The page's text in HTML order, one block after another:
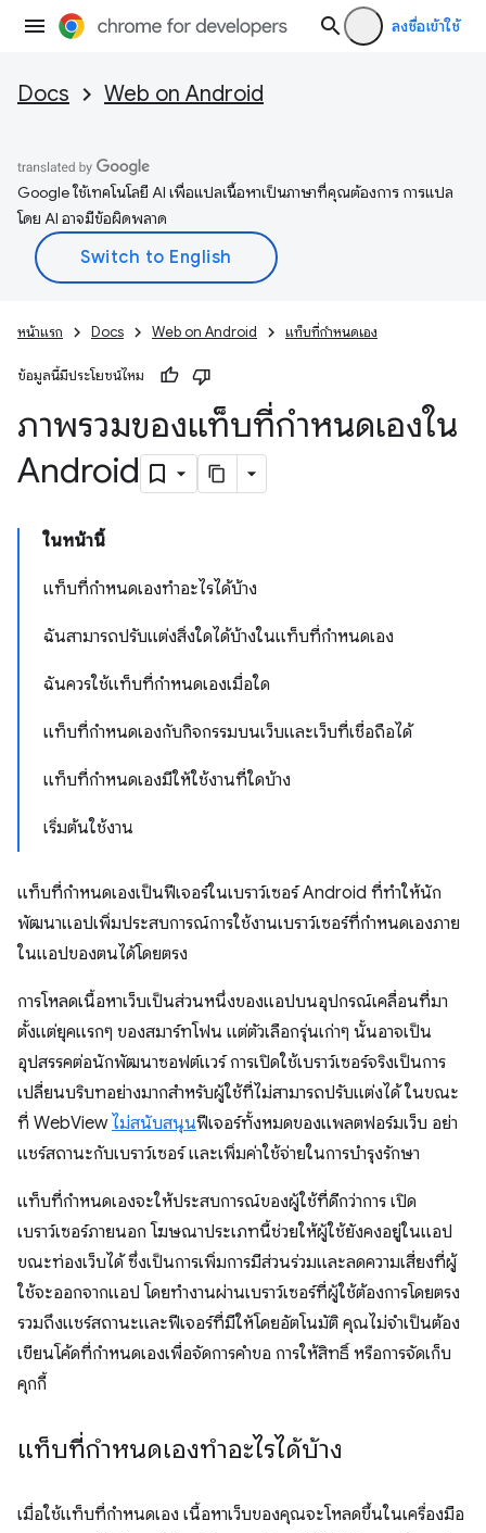
ลงชื่อเข้าใช้
Docs Web on Android
Google ใช้เทคโนโลยี AI เพื่อแปลเนื้อหาเป็นภาษาที่คุณต้องการ การแปล
โดย AI อาจมีข้อผิดพลาด
หน้าแรก Docs Web on Android แท็บที่กำหนดเอง
ข้อมูลนี้มีประโยชน์ไหม
ภาพรวมของแท็บที่กำหนดเองใน
Android
ในหน้านี้
แท็บที่กำหนดเองทำอะไรได้บ้าง
ฉันสามารถปรับแต่งสิ่งใดได้บ้างในแท็บที่กำหนดเอง
ฉันควรใช้แท็บที่กำหนดเองเมื่อใด
แท็บที่กำหนดเองกับกิจกรรมบนเว็บและเว็บที่เชื่อถือได้
แท็บที่กำหนดเองมีให้ใช้งานที่ใดบ้าง
เริ่มต้นใช้งาน
แท็บที่กำหนดเองเป็นฟีเจอร์ในเบราว์เซอร์ Android ที่ทำให้นัก
พัฒนาแอปเพิ่มประสบการณ์การใช้งานเบราว์เซอร์ที่กำหนดเองภาย
ในแอปของตนได้โดยตรง
การโหลดเนื้อหาเว็บเป็นส่วนหนึ่งของแอปบนอุปกรณ์เคลื่อนที่มา
ตั้งแต่ยุคแรกๆ ของสมาร์ทโฟน แต่ตัวเลือกรุ่นเก่าๆ นั้นอาจเป็น
อุปสรรคต่อนักพัฒนาซอฟต์แวร์ การเปิดใช้เบราว์เซอร์จริงเป็นการ
เปลี่ยนบริบทอย่างมากสำหรับผู้ใช้ที่ไม่สามารถปรับแต่งได้ ในขณะ
ที่ WebView ไม่สนับสนุนฟีเจอร์ทั้งหมดของแพลตฟอร์มเว็บ อย่า
แชร์สถานะกับเบราว์เซอร์ และเพิ่มค่าใช้จ่ายในการบำรุงรักษา
แท็บที่กำหนดเองจะให้ประสบการณ์ของผู้ใช้ที่ดีกว่าการ เปิด
เบราว์เซอร์ภายนอก โฆษณาประเภทนี้ช่วยให้ผู้ใช้ยังคงอยู่ในแอป
ขณะท่องเว็บได้ ซึ่งเป็นการเพิ่มการมีส่วนร่วมและลดความเสี่ยงที่ผู้
ใช้จะออกจากแอป โดยทำงานผ่านเบราว์เซอร์ที่ผู้ใช้ต้องการโดยตรง
รวมถึงแชร์สถานะและฟีเจอร์ที่มีให้โดยอัตโนมัติ คุณไม่จำเป็นต้อง
เขียนโค้ดที่กำหนดเองเพื่อจัดการคำขอ การให้สิทธิ์ หรือการจัดเก็บ
คุกกี้
แท็บที่กำหนดเองทำอะไรได้บ้าง
เมื่อใช้แท็บที่กำหนดเอง เนื้อหาเว็บของคุณจะโหลดขึ้นในเครื่องมือ